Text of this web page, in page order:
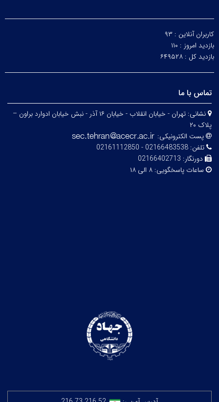
کاربران آنلاین : ۹۳
بازدید امروز : ۱۱۰
بازدید کل : ۶۴۹۵۲۸
تماس با ما
نشانی:
تهران - خیابان انقلاب - خیابان ۱۶ آذر - نبش خیابان ادوارد براون –
پلاک ۲۰
پست الکترونیکی:
تلفن: 02166483538 - 02161112850
دورنگار: 02166402713
ساعات پاسخگویی: ۸ الی ۱۸